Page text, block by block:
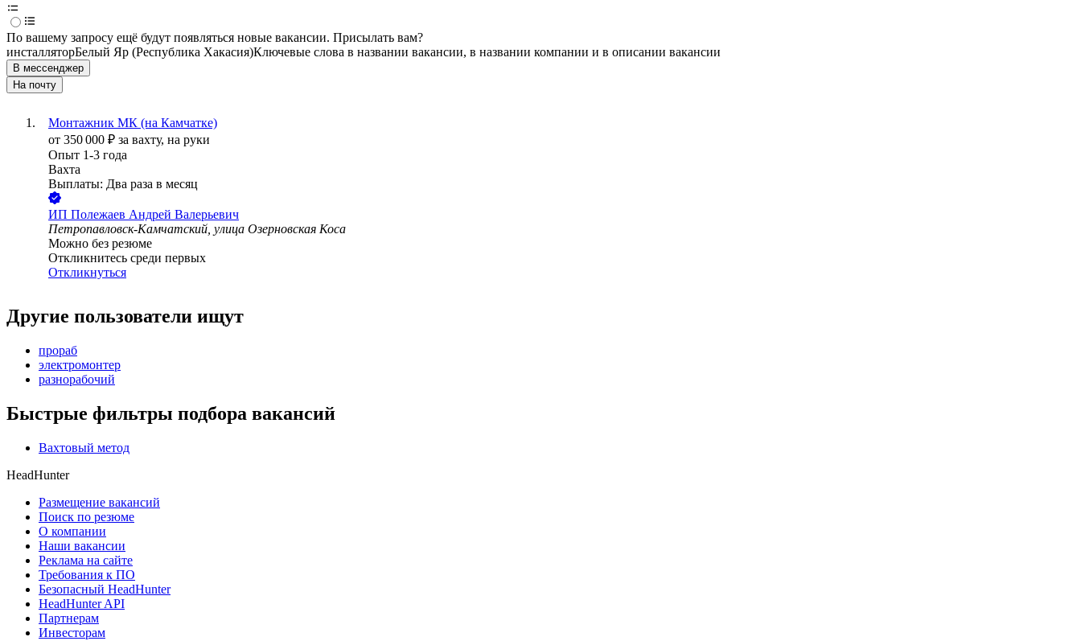
По вашему запросу ещё будут появляться новые вакансии. Присылать вам?
инсталляторБелый Яр (Республика Хакасия)Ключевые слова в названии вакансии, в названии компании и в описании вакансии
В мессенджер
На почту
Монтажник МК (на Камчатке)
от 350 000 ₽ за вахту, на руки
Опыт 1-3 года
Вахта
Выплаты: Два раза в месяц
ИП Полежаев Андрей Валерьевич
Петропавловск-Камчатский, улица Озерновская Коса
Можно без резюме
Откликнитесь среди первых
Откликнуться
Другие пользователи ищут
прораб
электромонтер
разнорабочий
Быстрые фильтры подбора вакансий
Вахтовый метод
HeadHunter
Размещение вакансий
Поиск по резюме
О компании
Наши вакансии
Реклама на сайте
Требования к ПО
Безопасный HeadHunter
HeadHunter API
Партнерам
Инвесторам